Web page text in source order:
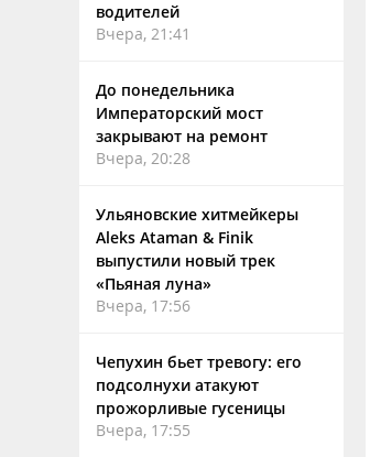
водителей
Вчера, 21:41
До понедельника
Императорский мост
закрывают на ремонт
Вчера, 20:28
Ульяновские хитмейкеры
Aleks Ataman & Finik
выпустили новый трек
«Пьяная луна»
Вчера, 17:56
Чепухин бьет тревогу: его
подсолнухи атакуют
прожорливые гусеницы
Вчера, 17:55